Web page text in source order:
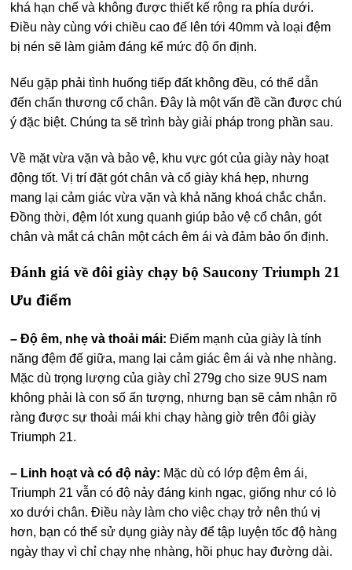
khá hạn chế và không được thiết kế rộng ra phía dưới.
Điều này cùng với chiều cao đế lên tới 40mm và loại đệm
bị nén sẽ làm giảm đáng kể mức độ ổn định.
Nếu gặp phải tình huống tiếp đất không đều, có thể dẫn
đến chấn thương cổ chân. Đây là một vấn đề cần được chú
ý đặc biệt. Chúng ta sẽ trình bày giải pháp trong phần sau.
Về mặt vừa vặn và bảo vệ, khu vực gót của giày này hoạt
động tốt. Vị trí đặt gót chân và cổ giày khá hẹp, nhưng
mang lại cảm giác vừa vặn và khả năng khoá chắc chắn.
Đồng thời, đệm lót xung quanh giúp bảo vệ cổ chân, gót
chân và mắt cá chân một cách êm ái và đảm bảo ổn định.
Đánh giá về đôi giày chạy bộ Saucony Triumph 21
Ưu điểm
– Độ êm, nhẹ và thoải mái: Điểm mạnh của giày là tính
năng đệm đế giữa, mang lại cảm giác êm ái và nhẹ nhàng.
Mặc dù trọng lượng của giày chỉ 279g cho size 9US nam
không phải là con số ấn tượng, nhưng bạn sẽ cảm nhận rõ
ràng được sự thoải mái khi chạy hàng giờ trên đôi giày
Triumph 21.
– Linh hoạt và có độ nảy: Mặc dù có lớp đệm êm ái,
Triumph 21 vẫn có độ nảy đáng kinh ngạc, giống như có lò
xo dưới chân. Điều này làm cho việc chạy trở nên thú vị
hơn, bạn có thể sử dụng giày này để tập luyện tốc độ hàng
ngày thay vì chỉ chạy nhẹ nhàng, hồi phục hay đường dài.